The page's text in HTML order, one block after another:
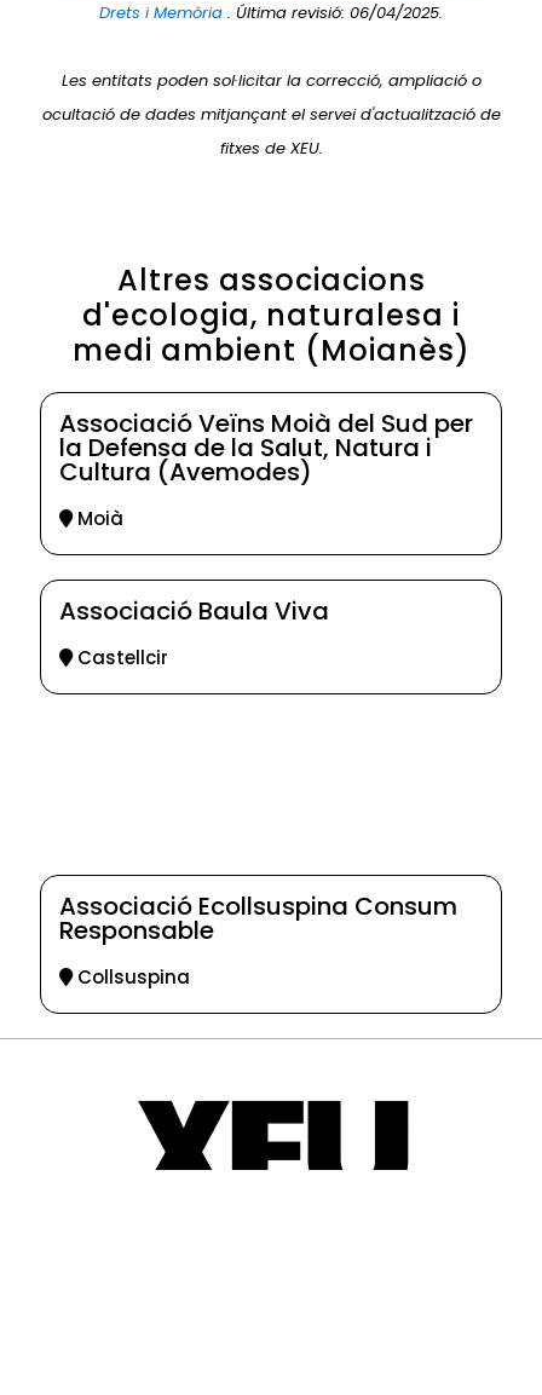
Drets i Memòria . Última revisió: 06/04/2025.
Les entitats poden sol·licitar la correcció, ampliació o
ocultació de dades mitjançant el servei d'actualització de
fitxes de XEU.
Altres associacions
d'ecologia, naturalesa i
medi ambient (Moianès)
Associació Veïns Moià del Sud per
la Defensa de la Salut, Natura i
Cultura (Avemodes)
Moià
Associació Baula Viva
Castellcir
Associació Ecollsuspina Consum
Responsable
Collsuspina